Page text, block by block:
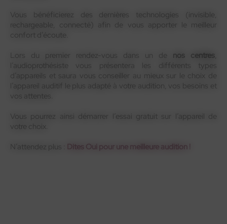
Vous bénéficierez des dernières technologies (invisible,
rechargeable, connecté) afin de vous apporter le meilleur
confort d’écoute.
Lors du premier rendez-vous dans un de nos centres,
l’audioprothésiste vous présentera les différents types
d’appareils et saura vous conseiller au mieux sur le choix de
l’appareil auditif le plus adapté à votre audition, vos besoins et
vos attentes.
Vous pourrez ainsi démarrer l’essai gratuit sur l’appareil de
votre choix.
N’attendez plus :
Dites Oui pour une meilleure audition !